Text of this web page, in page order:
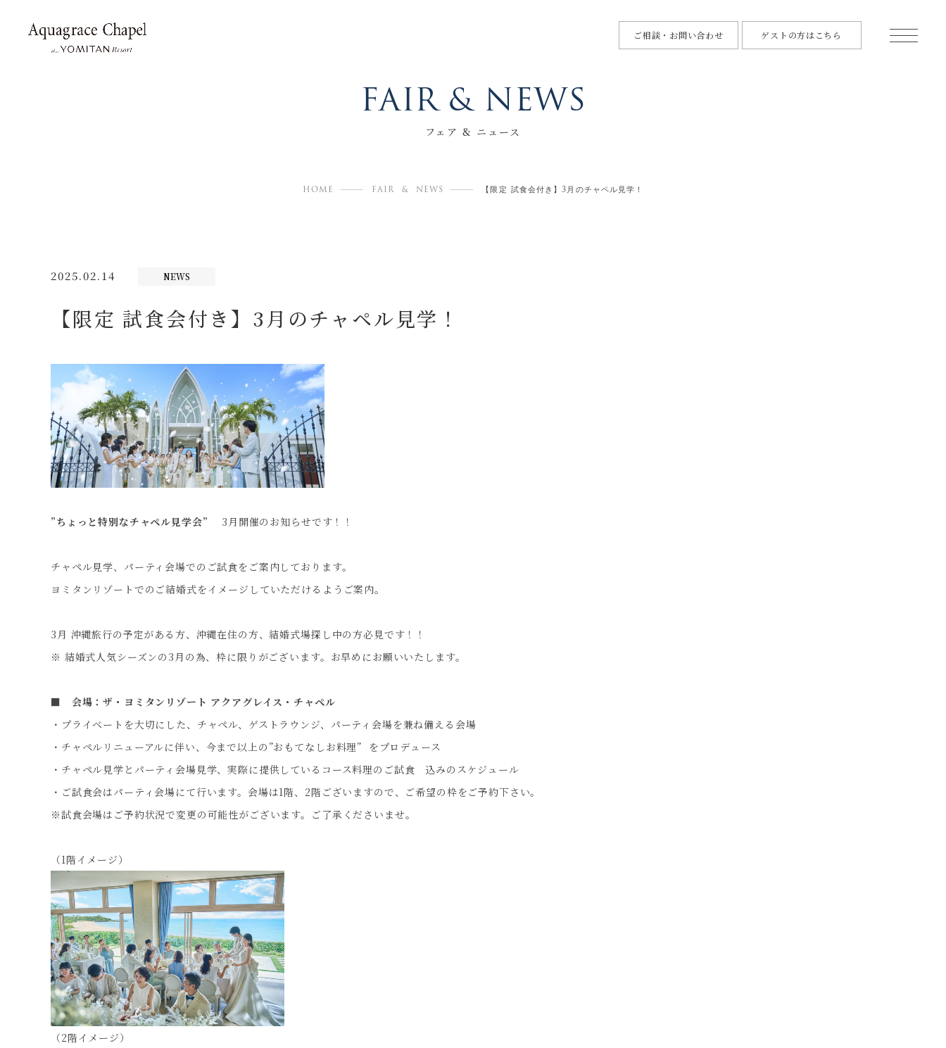
ご相談・お問い合わせ ゲストの方はこちら
FAIR & NEWS
フェア & ニュース
HOME FAIR & NEWS 【限定 試食会付き】3月のチャペル見学！
2025.02.14 NEWS
【限定 試食会付き】3月のチャペル見学！
”ちょっと特別なチャペル見学会” 3月開催のお知らせです！！
チャペル見学、パーティ会場でのご試食をご案内しております。
ヨミタンリゾートでのご結婚式をイメージしていただけるようご案内。
3月 沖縄旅行の予定がある方、沖縄在住の方、結婚式場探し中の方必見です！！
※ 結婚式人気シーズンの3月の為、枠に限りがございます。お早めにお願いいたします。
■ 会場：ザ・ヨミタンリゾート アクアグレイス・チャペル
・プライベートを大切にした、チャペル、ゲストラウンジ、パーティ会場を兼ね備える会場
・チャペルリニューアルに伴い、今まで以上の”おもてなしお料理” をプロデュース
・チャペル見学とパーティ会場見学、実際に提供しているコース料理のご試食 込みのスケジュール
・ご試食会はパーティ会場にて行います。会場は1階、2階ございますので、ご希望の枠をご予約下さい。
※試食会場はご予約状況で変更の可能性がございます。ご了承くださいませ。
（1階イメージ）
（2階イメージ）